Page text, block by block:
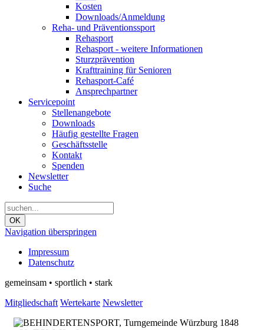
Kosten
Downloads/Anmeldung
Reha- und Präventionssport
Rehasport
Rehasport - weitere Informationen
Sturzprävention
Krafttraining für Senioren
Rehasport-Café
Ansprechpartner
Servicepoint
Stellenangebote
Downloads
Häufig gestellte Fragen
Geschäftsstelle
Kontakt
Spenden
Newsletter
Suche
OK
Navigation überspringen
Impressum
Datenschutz
gemeinsam • sportlich • stark
Mitgliedschaft Wertekarte Newsletter